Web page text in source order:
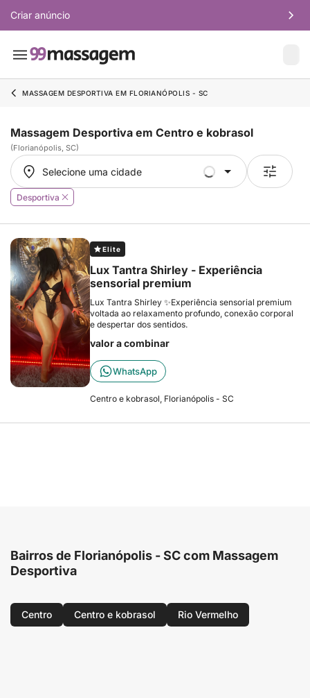
Criar anúncio
MASSAGEM DESPORTIVA EM FLORIANÓPOLIS - SC
Massagem Desportiva em Centro e kobrasol
(Florianópolis, SC)
Selecione uma cidade
Selecione uma cidade
Desportiva
Elite
Lux Tantra Shirley - Experiência
sensorial premium
Lux Tantra Shirley ✨Experiência sensorial premium
voltada ao relaxamento profundo, conexão corporal
e despertar dos sentidos.
valor a combinar
WhatsApp
Centro e kobrasol, Florianópolis - SC
Bairros de Florianópolis - SC com Massagem
Desportiva
Centro Centro e kobrasol Rio Vermelho